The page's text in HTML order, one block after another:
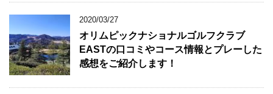
2020/03/27
オリムピックナショナルゴルフクラブ
EASTの口コミやコース情報とプレーした
感想をご紹介します！